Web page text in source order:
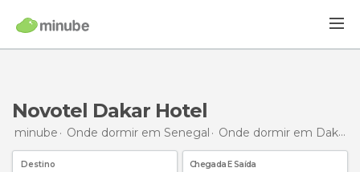
Novotel Dakar Hotel
minube Onde dormir em Senegal Onde dormir em Dakar
Destino Chegada E Saída